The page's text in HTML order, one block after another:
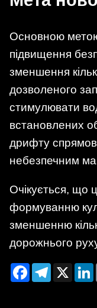
Основною
підвищення
зменшення
дозволеного
стимулювати
встановлених
дрифту
небезпечним
Очікується, що
формуванню
зменшенню
дорожнього
FacebookTelegram
X